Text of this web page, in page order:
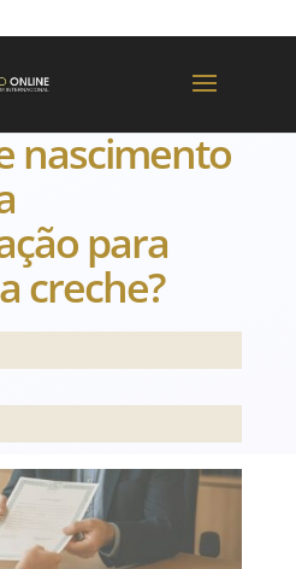
nascimento
para
creche?